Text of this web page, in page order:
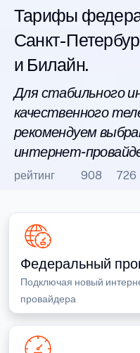
Тарифы
Санкт-
и Билайн.
Для стабильного
качественного
рекомендуем
интернет-
рейтинг 908 726
Федеральный
Подключая новый
провайдера